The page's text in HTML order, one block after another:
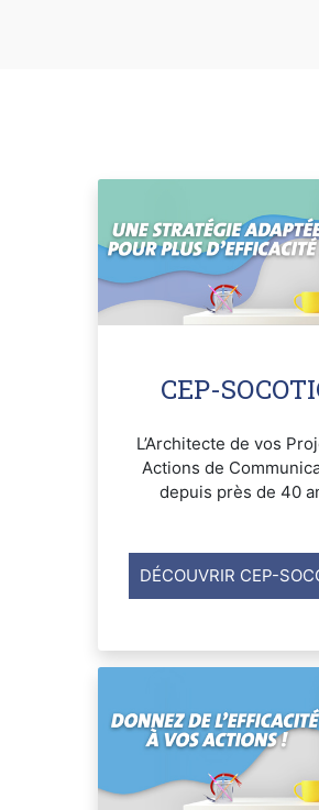
CEP-
L’Architecte de vos
Actions de
depuis près de 40
DÉCOUVRIR CEP-